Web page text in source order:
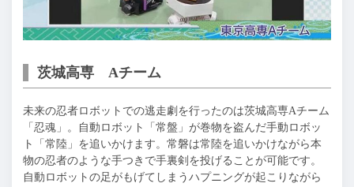
茨城高専 Aチーム
未来の忍者ロボットでの逃走劇を行ったのは茨城高専Aチーム
「忍魂」。自動ロボット「常盤」が巻物を盗んだ手動ロボッ
ト「常陸」を追いかけます。常磐は常陸を追いかけながら本
物の忍者のような手つきで手裏剣を投げることが可能です。
自動ロボットの足がもげてしまうハプニングが起こりながら